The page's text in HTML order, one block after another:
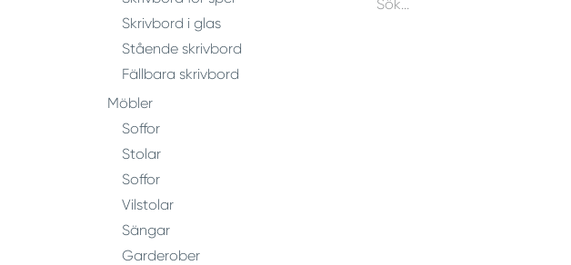
Skrivbord i glas
Stående skrivbord
Fällbara skrivbord
Möbler
Soffor
Stolar
Soffor
Vilstolar
Sängar
Garderober